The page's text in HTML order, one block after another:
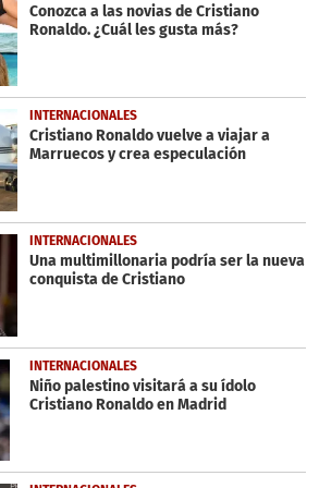
Conozca a las novias de Cristiano
Ronaldo. ¿Cuál les gusta más?
INTERNACIONALES
Cristiano Ronaldo vuelve a viajar a
Marruecos y crea especulación
INTERNACIONALES
Una multimillonaria podría ser la nueva
conquista de Cristiano
INTERNACIONALES
Niño palestino visitará a su ídolo
Cristiano Ronaldo en Madrid